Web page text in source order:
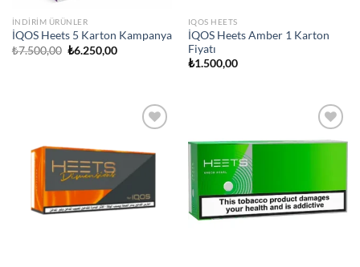
İNDIRIM ÜRÜNLER
İQOS Heets 5 Karton Kampanya
₺7.500,00 Orijinal
₺6.250,00Şu
IQOS HEETS
İQOS Heets Amber 1 Karton
Fiyatı
₺1.500,00
wishlist
Add to